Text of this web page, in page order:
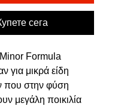
сега
Formula
για μικρά είδη
στην ​​φύση
μεγάλη ποικιλία